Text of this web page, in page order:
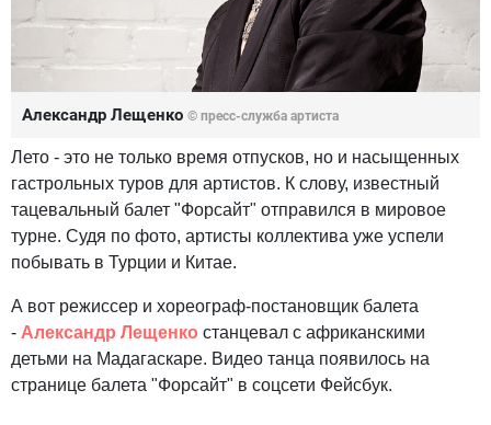
Александр Лещенко © пресс-служба артиста
Лето - это не только время отпусков, но и насыщенных
гастрольных туров для артистов. К слову, известный
тацевальный балет "Форсайт" отправился в мировое
турне. Судя по фото, артисты коллектива уже успели
побывать в Турции и Китае.
А вот режиссер и хореограф-постановщик балета
- Александр Лещенко станцевал с африканскими
детьми на Мадагаскаре. Видео танца появилось на
странице балета "Форсайт" в соцсети Фейсбук.